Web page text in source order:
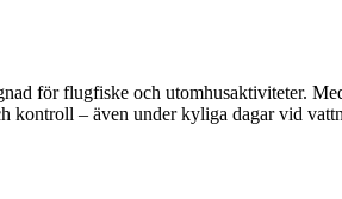
för flugfiske och utomhusaktiviteter.
kontroll – även under kyliga dagar vid